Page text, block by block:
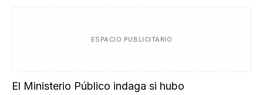
ESPACIO PUBLICITARIO
El Ministerio Público indaga si hubo